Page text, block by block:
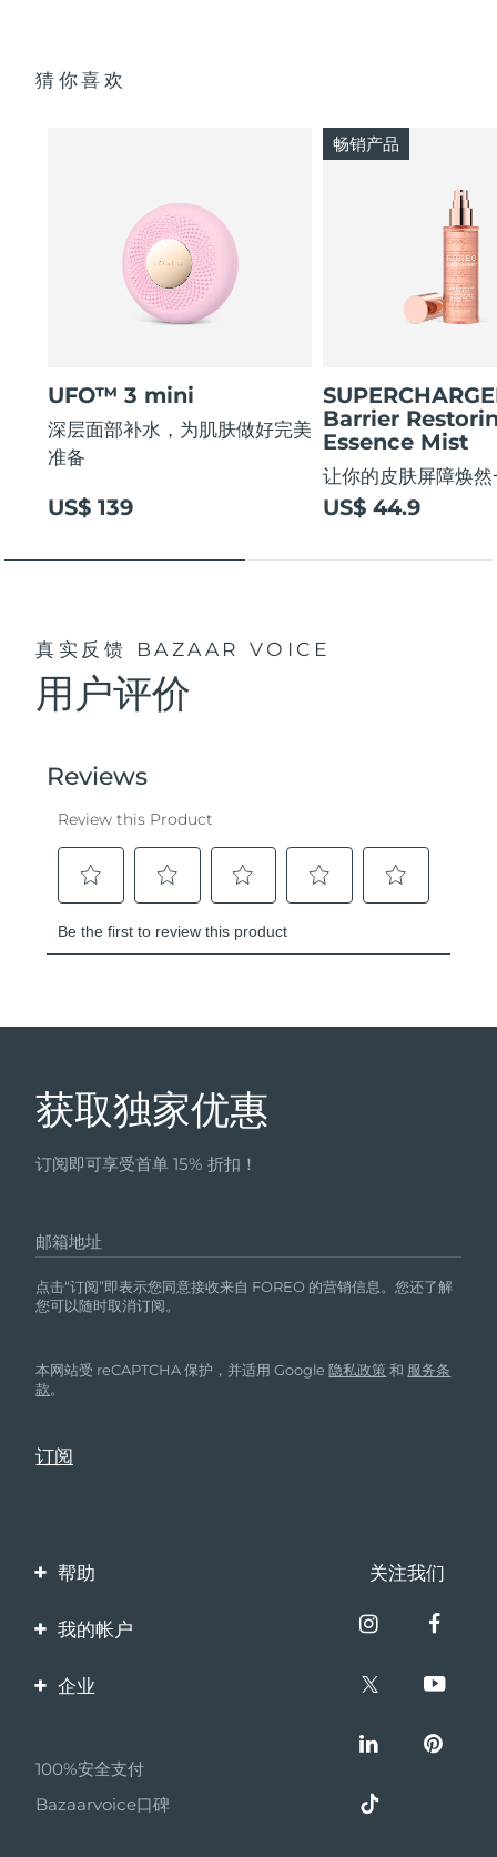
猜你喜欢
UFO™ 3 mini
深层面部补水，为肌肤做好完美
准备
US$ 139
Barrier
Essence Mist
让你的皮肤屏障焕
US$ 44.9
畅销产品
真实反馈 BAZAAR VOICE
用户评价
获取独家优惠
订阅即可享受首单 15% 折扣！
邮箱地址
点击“订阅”即表示您同意接收来自 FOREO 的营销信息。您还了解
您可以随时取消订阅。
本网站受 reCAPTCHA 保护，并适用 Google隐私政策 和 服务条
款。
帮助
联系我们
保修与退换货
关注我们
我的帐户
产品注册
企业
伙伴计划
联盟新闻
100%安全支付
Bazaarvoice口碑